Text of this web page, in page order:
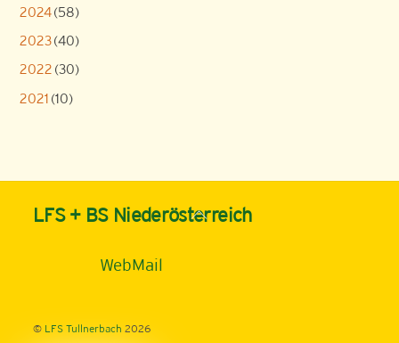
2024(58)
2023(40)
2022 (30)
2021 (10)
Back
To
LFS + BS Niederösterreich
WebMail
© LFS Tullnerbach 2026